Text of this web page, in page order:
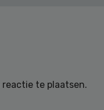
reactie te plaatsen.